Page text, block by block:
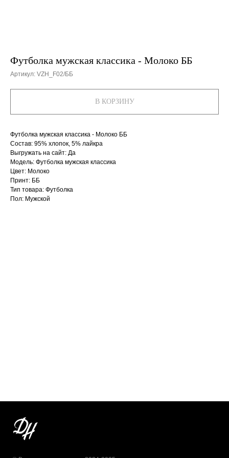
Футболка мужская классика - Молоко ББ
Артикул: VZH_F02/ББ
В КОРЗИНУ
Футболка мужская классика - Молоко ББ
Состав: 95% хлопок, 5% лайкра
Выгружать на сайт: Да
Модель: Футболка мужская классика
Цвет: Молоко
Принт: ББ
Тип товара: Футболка
Пол: Мужской